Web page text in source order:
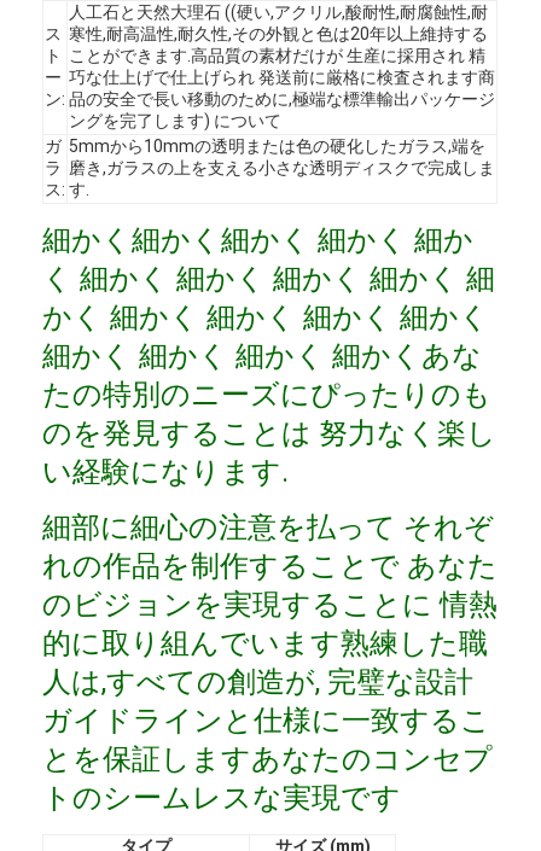
ホーム
製品
ビデオ
VRショー
私たちについて
工場見学
品質管理
お問い合わせ
ニュース
事例
よくある質問
今雑談しなさい
ス
ト
ー
ン:
人工石と天然大理石 ((硬い,アクリル,酸耐性,耐腐蝕性,耐
寒性,耐高温性,耐久性,その外観と色は20年以上維持する
ことができます.高品質の素材だけが 生産に採用され 精
巧な仕上げで仕上げられ 発送前に厳格に検査されます商
品の安全で長い移動のために,極端な標準輸出パッケージ
ングを完了します) について
ガ
ラ
ス:
5mmから10mmの透明または色の硬化したガラス,端を
磨き,ガラスの上を支える小さな透明ディスクで完成しま
す.
細かく細かく細かく 細かく 細か
く 細かく 細かく 細かく 細かく 細
かく 細かく 細かく 細かく 細かく
細かく 細かく 細かく 細かくあな
たの特別のニーズにぴったりのも
のを発見することは 努力なく楽し
い経験になります.
細部に細心の注意を払って それぞ
れの作品を制作することで あなた
のビジョンを実現することに 情熱
的に取り組んでいます熟練した職
人は,すべての創造が, 完璧な設計
ガイドラインと仕様に一致するこ
とを保証しますあなたのコンセプ
トのシームレスな実現です
タイプ サイズ (mm)